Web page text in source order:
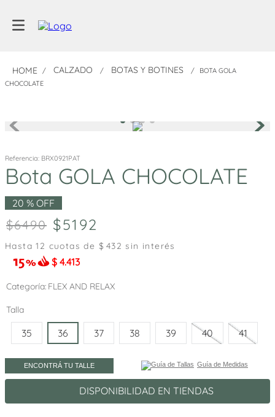
CALZADO BOTAS Y BOTINES
BOTA GOLA
CHOCOLATE
Referencia: BRX0921PAT
Bota GOLA CHOCOLATE
20 % OFF
6490 5192
Hasta12 cuotas de $ 432 sin interés
$ 4.413
Categoría FLEX AND RELAX
Talla
35 36 37 38 39 40 41
ENCONTRÁ TU TALLE Guía de Medidas
DISPONIBILIDAD EN TIENDAS